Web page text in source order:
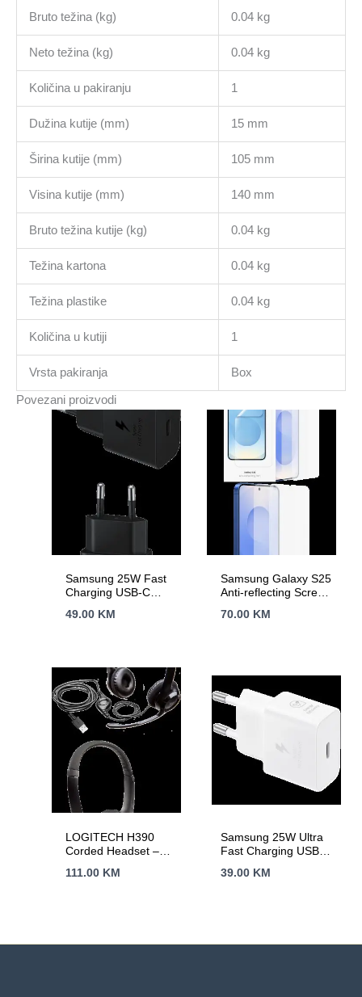
Bruto težina (kg) 0.04 kg
Neto težina (kg) 0.04 kg
Količina u pakiranju 1
Dužina kutije (mm) 15 mm
Širina kutije (mm) 105 mm
Visina kutije (mm) 140 mm
Bruto težina kutije (kg) 0.04 kg
Težina kartona 0.04 kg
Težina plastike 0.04 kg
Količina u kutiji 1
Vrsta pakiranja Box
Povezani proizvodi
Samsung 25W Fast
Charging USB-C
(cable included)
49.00 KM
Samsung Galaxy S25
Anti-reflecting Screen
Transparent
70.00 KM
LOGITECH H390
Corded Headset –
111.00 KM
Samsung 25W Ultra
Fast Charging USB-C
(cable included)
39.00 KM